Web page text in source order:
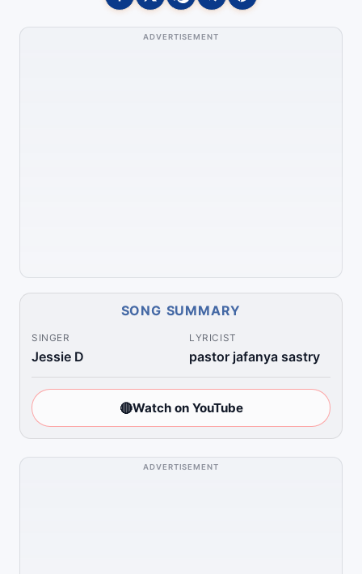
ADVERTISEMENT
SONG SUMMARY
SINGER
Jessie D
LYRICIST
pastor jafanya sastry
🔴Watch on YouTube
ADVERTISEMENT